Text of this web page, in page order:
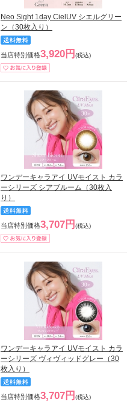
Neo Sight 1day CielUV シエルグリー
ン（30枚入り）
当店特別価格3,920円 (税込)
ワンデーキャラアイ UVモイスト カラ
ーシリーズ シアブルーム（30枚入
り）
当店特別価格3,707円 (税込)
ワンデーキャラアイ UVモイスト カラ
ーシリーズ ヴィヴィッドグレー（30
枚入り）
当店特別価格3,707円 (税込)